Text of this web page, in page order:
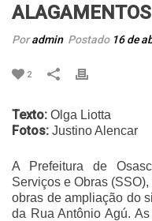
Poradmin Postado 16 de
2
Texto: Olga Liotta
Fotos: Justino Alencar
A Prefeitura de
Serviços e Obras
obras de ampliação do
da Rua Antônio Agú.